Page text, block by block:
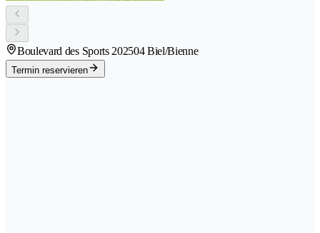
Boulevard des Sports 202504 Biel/Bienne
Termin reservieren